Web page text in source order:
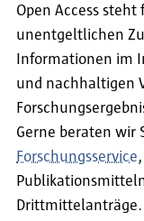
Open Access
unentgeltlichen
Informationen im
und nachhaltigen
Gerne beraten wir
Forschungsservice
Drittmittelanträge.